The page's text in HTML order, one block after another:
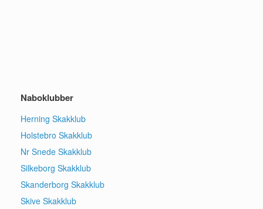
Naboklubber
Herning Skakklub
Holstebro Skakklub
Nr Snede Skakklub
Silkeborg Skakklub
Skanderborg Skakklub
Skive Skakklub